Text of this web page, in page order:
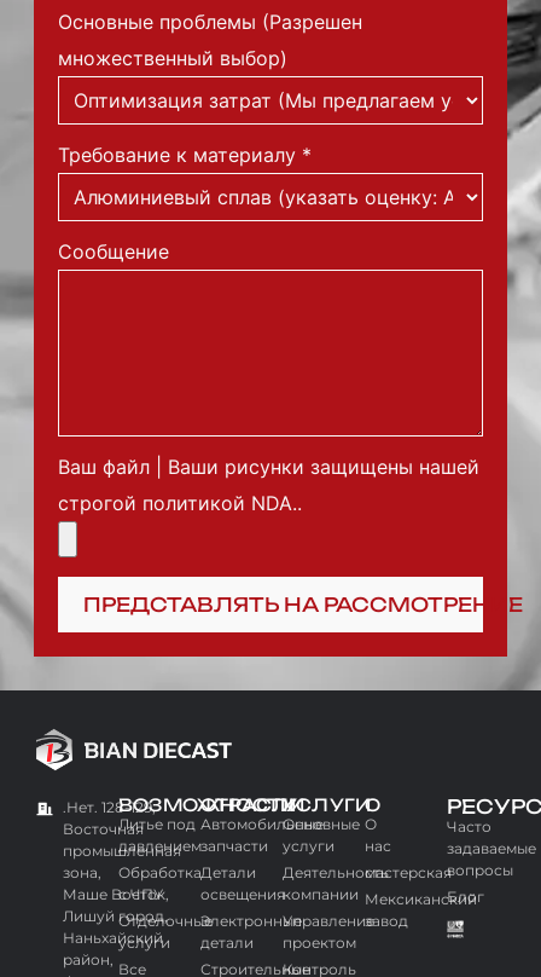
Основные проблемы (Разрешен
множественный выбор)
Требование к материалу *
Сообщение
Ваш файл | Ваши рисунки защищены нашей
строгой политикой NDA..
ПРЕДСТАВЛЯТЬ НА РАССМОТРЕНИЕ
.Нет. 128-129,
Восточная
промышленная
зона,
Маше Восток,
Лишуй город,
Наньхайский
район,
ВОЗМОЖНОСТИ
Литье под
давлением
Обработка
с ЧПУ
Отделочные
услуги
Все
ОТРАСЛИ
Автомобильные
запчасти
Детали
освещения
Электронные
детали
Строительные
УСЛУГИ
Основные
услуги
Деятельность
компании
Управление
проектом
Контроль
О
О
нас
мастерская
Мексиканский
завод
Часто
задаваемые
вопросы
Блог